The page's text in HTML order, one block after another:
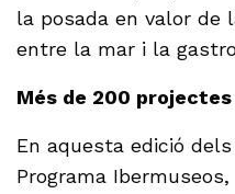
la posada en valor de
entre la mar i la
Més de 200 projectes
En aquesta edició
Programa